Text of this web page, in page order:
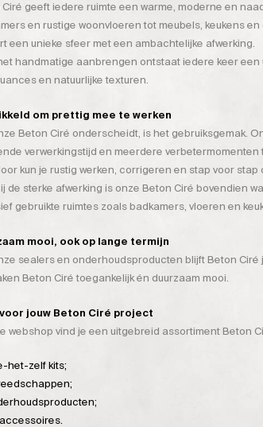
geeft iedere ruimte een warme, moderne en
en rustige woonvloeren tot meubels, keukens
een unieke sfeer met een ambachtelijke afwerking.
handmatige aanbrengen ontstaat iedere keer een
en natuurlijke texturen.
om prettig mee te werken
Beton Ciré onderscheidt, is het gebruiksgemak.
verwerkingstijd en meerdere
kun je rustig werken, corrigeren en stap voor
de sterke afwerking is onze Beton Ciré bovendien
gebruikte ruimtes zoals badkamers, vloeren en
mooi, ook op lange termijn
sealers en onderhoudsproducten blijft Beton
Beton Ciré toegankelijk én duurzaam mooi.
jouw Beton Ciré project
webshop vind je een uitgebreid assortiment Beton
het-zelf kits;